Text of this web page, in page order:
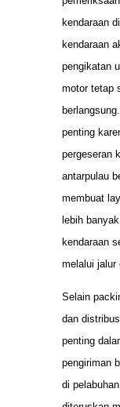
kendaraan
kendaraan
pengikatan
motor tetap
penting
pergeseran
antarpulau
membuat
lebih
kendaraan
melalui jalur
Selain
dan
penting
pengiriman
di